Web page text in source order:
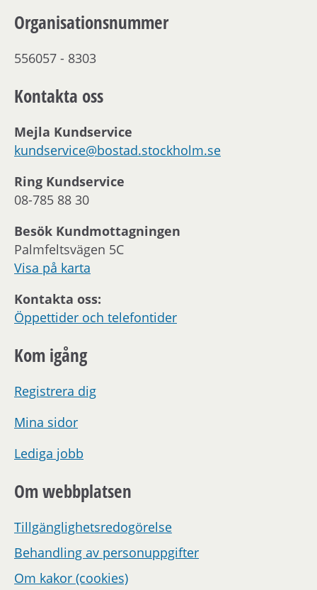
Organisationsnummer
556057 - 8303
Kontakta oss
Mejla Kundservice
kundservice@bostad.stockholm.se
Ring Kundservice
08-785 88 30
Besök Kundmottagningen
Palmfeltsvägen 5C
Visa på karta
Kontakta oss:
Öppettider och telefontider
Kom igång
Registrera dig
Mina sidor
Lediga jobb
Om webbplatsen
Tillgänglighetsredogörelse
Behandling av personuppgifter
Om kakor (cookies)